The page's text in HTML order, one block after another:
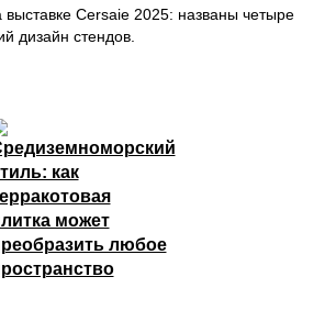
Cersaie 2025: названы четыре
дизайн стендов.